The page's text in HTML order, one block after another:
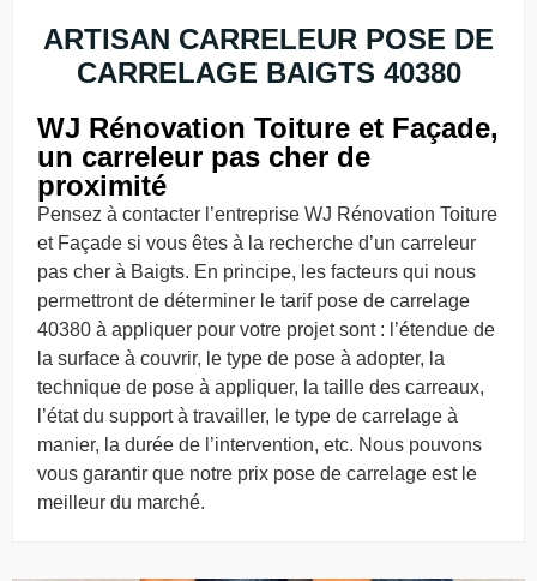
ARTISAN CARRELEUR POSE DE
CARRELAGE BAIGTS 40380
WJ Rénovation Toiture et Façade,
un carreleur pas cher de
proximité
Pensez à contacter l’entreprise WJ Rénovation Toiture
et Façade si vous êtes à la recherche d’un carreleur
pas cher à Baigts. En principe, les facteurs qui nous
permettront de déterminer le tarif pose de carrelage
40380 à appliquer pour votre projet sont : l’étendue de
la surface à couvrir, le type de pose à adopter, la
technique de pose à appliquer, la taille des carreaux,
l’état du support à travailler, le type de carrelage à
manier, la durée de l’intervention, etc. Nous pouvons
vous garantir que notre prix pose de carrelage est le
meilleur du marché.